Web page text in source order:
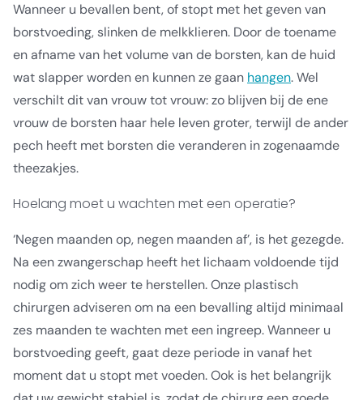
Wanneer u bevallen bent, of stopt met het geven van
borstvoeding, slinken de melkklieren. Door de toename
en afname van het volume van de borsten, kan de huid
wat slapper worden en kunnen ze gaan hangen. Wel
verschilt dit van vrouw tot vrouw: zo blijven bij de ene
vrouw de borsten haar hele leven groter, terwijl de ander
pech heeft met borsten die veranderen in zogenaamde
theezakjes.
Hoelang moet u wachten met een operatie?
‘Negen maanden op, negen maanden af’, is het gezegde.
Na een zwangerschap heeft het lichaam voldoende tijd
nodig om zich weer te herstellen. Onze plastisch
chirurgen adviseren om na een bevalling altijd minimaal
zes maanden te wachten met een ingreep. Wanneer u
borstvoeding geeft, gaat deze periode in vanaf het
moment dat u stopt met voeden. Ook is het belangrijk